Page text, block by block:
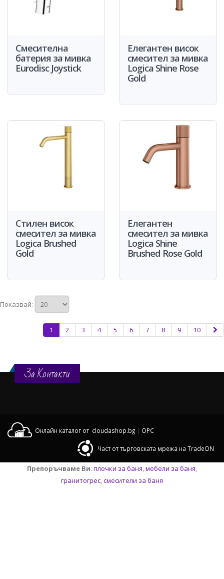
Смесителна
батерия за мивка
Eurodisc Joystick
Eлегантен висок
смесител за мивка
Logica Shine Rose
Gold
Стилен висок
смесител за мивка
Logica Brushed
Gold
Елегантен
смесител за мивка
Logica Shine
Brushed Rose Gold
Показвай:
1 2 3 4 5 6 7 8 9 10
За Контакти
Онлайн каталог от cloudashop.bg | OPC
Част от търговската мрежа на TradeON
Препоръчваме Ви: плочки за баня,мебели за баня,
гранитогрес,смесители за баня